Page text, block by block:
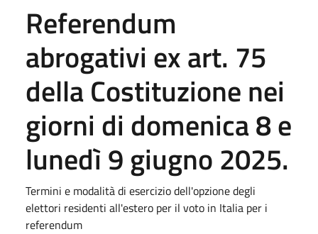
Referendum
abrogativi ex art. 75
della Costituzione nei
giorni di domenica 8 e
lunedì 9 giugno 2025.
Termini e modalità di esercizio dell'opzione degli
elettori residenti all'estero per il voto in Italia per i
referendum